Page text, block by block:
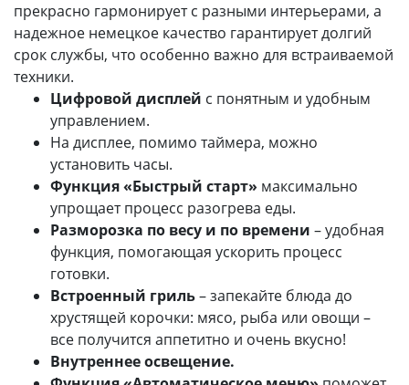
прекрасно гармонирует с разными интерьерами, а
надежное немецкое качество гарантирует долгий
срок службы, что особенно важно для встраиваемой
техники.
Цифровой дисплей с понятным и удобным
управлением.
На дисплее, помимо таймера, можно
установить часы.
Функция «Быстрый старт» максимально
упрощает процесс разогрева еды.
Разморозка по весу и по времени – удобная
функция, помогающая ускорить процесс
готовки.
Встроенный гриль– запекайте блюда до
хрустящей корочки: мясо, рыба или овощи –
все получится аппетитно и очень вкусно!
Внутреннее освещение.